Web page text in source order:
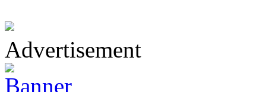
Advertisement